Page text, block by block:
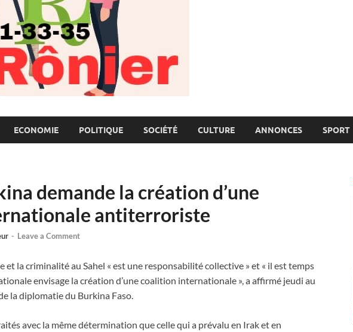
ECONOMIE POLITIQUE SOCIÉTÉ CULTURE ANNONCES SPORT
demande la création d’une
antiterroriste
- Leave a Comment
la criminalité au Sahel « est une responsabilité collective » et « il est temps
envisage la création d’une coalition internationale », a affirmé jeudi au
la diplomatie du Burkina Faso.
avec la même détermination que celle qui a prévalu en Irak et en